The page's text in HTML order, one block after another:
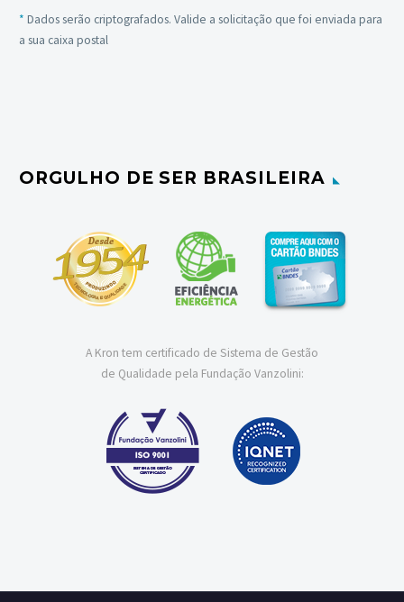
* Dados serão criptografados. Valide a solicitação que foi enviada para
a sua caixa postal
ORGULHO DE SER BRASILEIRA
A Kron tem certificado de Sistema de Gestão
de Qualidade pela Fundação Vanzolini: